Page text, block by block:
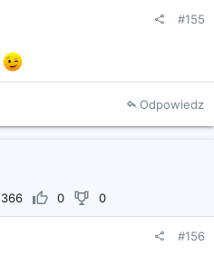
#155
Odpowiedz
366 0 0
#156